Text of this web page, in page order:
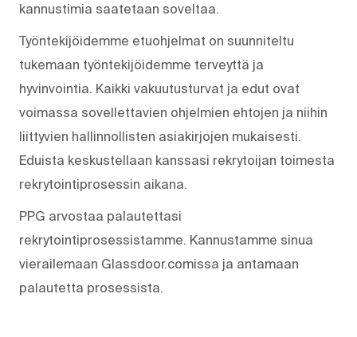
kannustimia saatetaan soveltaa.
Työntekijöidemme etuohjelmat on suunniteltu
tukemaan työntekijöidemme terveyttä ja
hyvinvointia. Kaikki vakuutusturvat ja edut ovat
voimassa sovellettavien ohjelmien ehtojen ja niihin
liittyvien hallinnollisten asiakirjojen mukaisesti.
Eduista keskustellaan kanssasi rekrytoijan toimesta
rekrytointiprosessin aikana.
PPG arvostaa palautettasi
rekrytointiprosessistamme. Kannustamme sinua
vierailemaan Glassdoor.comissa ja antamaan
palautetta prosessista.